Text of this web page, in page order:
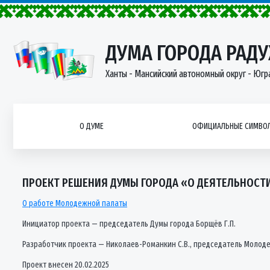
ДУМА ГОРОДА
Ханты - Мансийский автономный округ -
О ДУМЕ ОФИЦИАЛЬНЫЕ
ПРОЕКТ РЕШЕНИЯ ДУМЫ ГОРОДА «О
О работе Молодежной палаты
Инициатор проекта — председатель Думы города Борщёв Г.П.
Разработчик проекта — Николаев-Романкин С.В., председатель
Проект внесен 20.02.2025